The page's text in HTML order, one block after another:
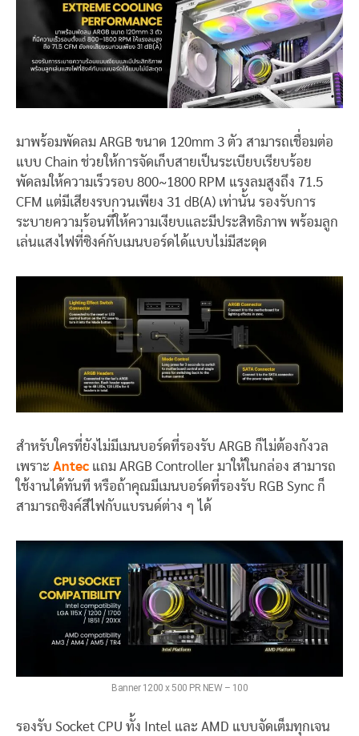
มาพร้อมพัดลม ARGB ขนาด 120mm 3 ตัว สามารถเชื่อมต่อ
แบบ Chain ช่วยให้การจัดเก็บสายเป็นระเบียบเรียบร้อย
พัดลมให้ความเร็วรอบ 800~1800 RPM แรงลมสูงถึง 71.5
CFM แต่มีเสียงรบกวนเพียง 31 dB(A) เท่านั้น รองรับการ
ระบายความร้อนที่ให้ความเงียบและมีประสิทธิภาพ พร้อมลูก
เล่นแสงไฟที่ซิงค์กับเมนบอร์ดได้แบบไม่มีสะดุด
สำหรับใครที่ยังไม่มีเมนบอร์ดที่รองรับ ARGB ก็ไม่ต้องกังวล
เพราะ Antec แถม ARGB Controller มาให้ในกล่อง สามารถ
ใช้งานได้ทันที หรือถ้าคุณมีเมนบอร์ดที่รองรับ RGB Sync ก็
สามารถซิงค์สีไฟกับแบรนด์ต่าง ๆ ได้
Banner 1200 x 500 PR NEW – 100
รองรับ Socket CPU ทั้ง Intel และ AMD แบบจัดเต็มทุกเจน